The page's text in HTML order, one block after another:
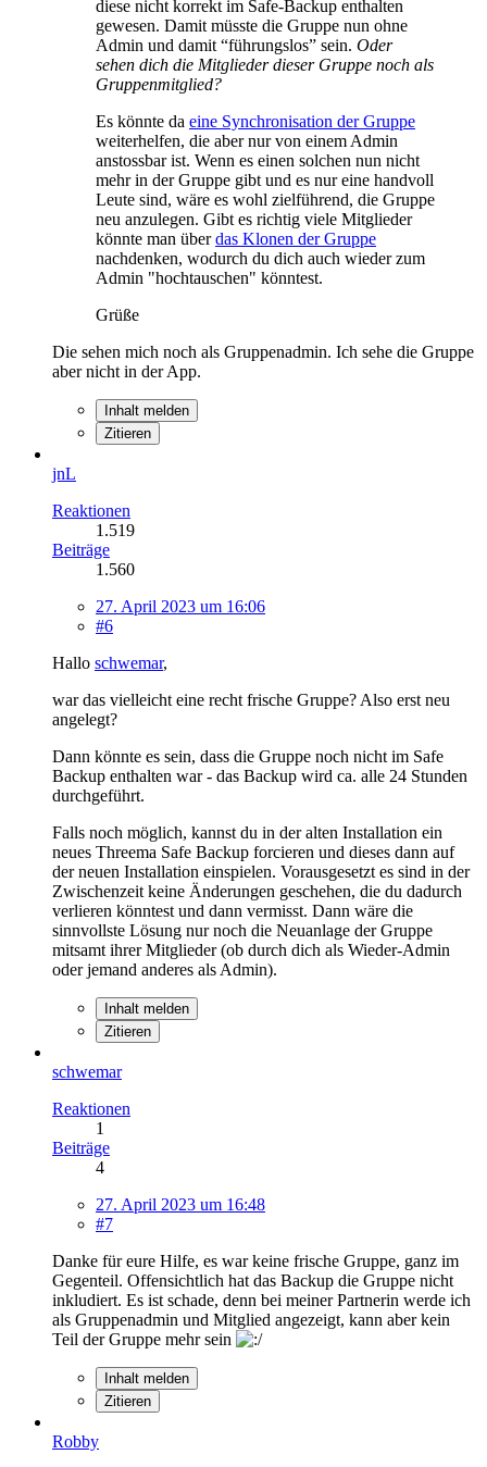
diese nicht korrekt im Safe-Backup enthalten
gewesen. Damit müsste die Gruppe nun ohne
Admin und damit “führungslos” sein. Oder
sehen dich die Mitglieder dieser Gruppe noch als
Gruppenmitglied?
Es könnte da eine Synchronisation der Gruppe
weiterhelfen, die aber nur von einem Admin
anstossbar ist. Wenn es einen solchen nun nicht
mehr in der Gruppe gibt und es nur eine handvoll
Leute sind, wäre es wohl zielführend, die Gruppe
neu anzulegen. Gibt es richtig viele Mitglieder
könnte man überdas Klonen der Gruppe
nachdenken, wodurch du dich auch wieder zum
Admin "hochtauschen" könntest.
Grüße
Die sehen mich noch als Gruppenadmin. Ich sehe die Gruppe
aber nicht in der App.
Inhalt melden
Zitieren
jnL
Reaktionen
1.519
Beiträge
1.560
27. April 2023 um 16:06
#6
Hallo schwemar,
war das vielleicht eine recht frische Gruppe? Also erst neu
angelegt?
Dann könnte es sein, dass die Gruppe noch nicht im Safe
Backup enthalten war - das Backup wird ca. alle 24 Stunden
durchgeführt.
Falls noch möglich, kannst du in der alten Installation ein
neues Threema Safe Backup forcieren und dieses dann auf
der neuen Installation einspielen. Vorausgesetzt es sind in der
Zwischenzeit keine Änderungen geschehen, die du dadurch
verlieren könntest und dann vermisst. Dann wäre die
sinnvollste Lösung nur noch die Neuanlage der Gruppe
mitsamt ihrer Mitglieder (ob durch dich als Wieder-Admin
oder jemand anderes als Admin).
Inhalt melden
Zitieren
schwemar
Reaktionen
1
Beiträge
4
27. April 2023 um 16:48
#7
Danke für eure Hilfe, es war keine frische Gruppe, ganz im
Gegenteil. Offensichtlich hat das Backup die Gruppe nicht
inkludiert. Es ist schade, denn bei meiner Partnerin werde ich
als Gruppenadmin und Mitglied angezeigt, kann aber kein
Teil der Gruppe mehr sein
Inhalt melden
Zitieren
Robby